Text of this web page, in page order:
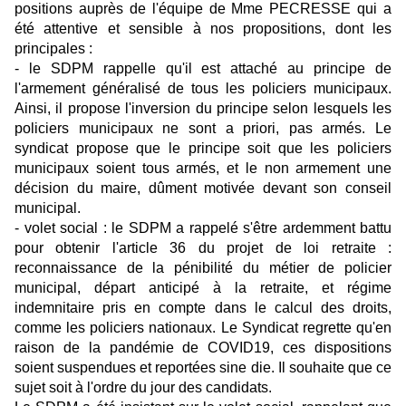
positions auprès de l'équipe de Mme PECRESSE qui a
été attentive et sensible à nos propositions, dont les
principales :
- le SDPM rappelle qu'il est attaché au principe de
l'armement généralisé de tous les policiers municipaux.
Ainsi, il propose l'inversion du principe selon lesquels les
policiers municipaux ne sont a priori, pas armés. Le
syndicat propose que le principe soit que les policiers
municipaux soient tous armés, et le non armement une
décision du maire, dûment motivée devant son conseil
municipal.
- volet social : le SDPM a rappelé s'être ardemment battu
pour obtenir l'article 36 du projet de loi retraite :
reconnaissance de la pénibilité du métier de policier
municipal, départ anticipé à la retraite, et régime
indemnitaire pris en compte dans le calcul des droits,
comme les policiers nationaux. Le Syndicat regrette qu'en
raison de la pandémie de COVID19, ces dispositions
soient suspendues et reportées sine die. Il souhaite que ce
sujet soit à l'ordre du jour des candidats.